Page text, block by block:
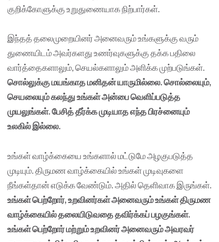
குறிக்கோளுக்கு உறுதுணையாக நிற்பார்கள்.
இந்தத் தலைமுறையினர் அனைவரும் உங்களுக்கு வரும்
துணையிடம் அவர்களது உணர்வுகளுக்கு தக்க பதிலை
வார்த்தைகளாலும், செயல்களாலும் அளிக்க முற்படுங்கள்.
சொல்லுக்கு மயங்காத மனிதன் யாருமில்லை. சொல்லையும்,
செயலையும் கலந்து உங்கள் அன்பை வெளிப்படுத்த
முயலுங்கள். பேசித் தீர்க்க முடியாத எந்த பிரச்னையும்
உலகில் இல்லை.
உங்கள் வாழ்க்கையை உங்களால் மட்டுமே அழகுபடுத்த
முடியும். திருமண வாழ்க்கையில் உங்கள் முடிவுகளை
நீங்கள்தான் எடுக்க வேண்டும். அதில் தெளிவாக இருங்கள்.
உங்கள் பெற்றோர், உறவினர்கள் அனைவரும் உங்கள் திருமண
வாழ்க்கையில் தலையிடுவதை தவிர்க்கப் பழகுங்கள்.
உங்கள் பெற்றோர் மற்றும் உறவினர் அனைவரும் அவரவர்